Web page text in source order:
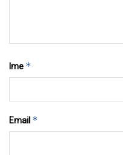
Ime *
Email *